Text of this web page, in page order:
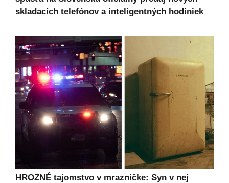
skladacích telefónov a inteligentných hodiniek
HROZNÉ tajomstvo v mrazničke: Syn v nej